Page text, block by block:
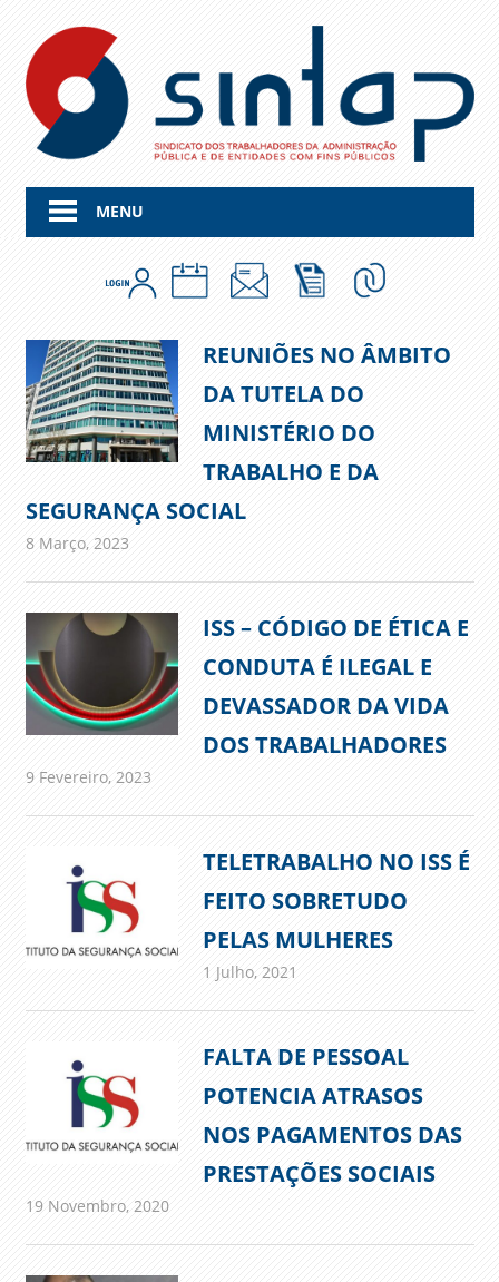
content
MENU
REUNIÕES NO ÂMBITO
DA TUTELA DO
MINISTÉRIO DO
TRABALHO E DA
SEGURANÇA SOCIAL
8 Março, 2023
ISS – CÓDIGO DE ÉTICA E
CONDUTA É ILEGAL E
DEVASSADOR DA VIDA
DOS TRABALHADORES
9 Fevereiro, 2023
TELETRABALHO NO ISS É
FEITO SOBRETUDO
PELAS MULHERES
1 Julho, 2021
FALTA DE PESSOAL
POTENCIA ATRASOS
NOS PAGAMENTOS DAS
PRESTAÇÕES SOCIAIS
19 Novembro, 2020admin
Comunicados